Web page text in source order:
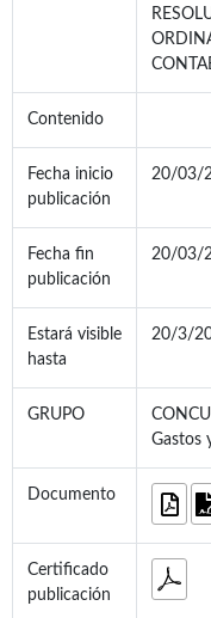
Contenido
Fecha inicio
publicación
20/03/
Fecha fin
publicación
20/03/
Estará visible
hasta
20/3/
GRUPO
Gastos
Documento
Certificado
publicación